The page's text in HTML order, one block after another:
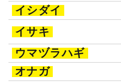
イシダイ
イサキ
ウマヅラハギ
オナガ